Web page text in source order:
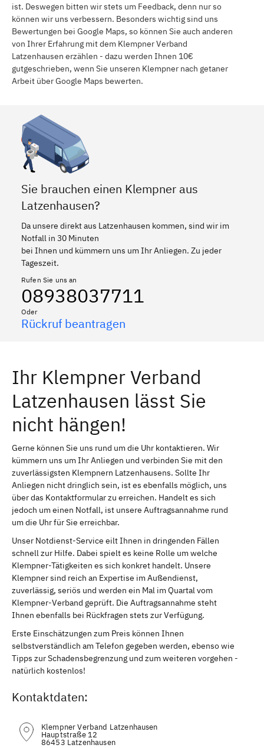
ist. Deswegen bitten wir stets um Feedback, denn nur so
können wir uns verbessern. Besonders wichtig sind uns
Bewertungen bei Google Maps, so können Sie auch anderen
von Ihrer Erfahrung mit dem Klempner Verband
Latzenhausen erzählen - dazu werden Ihnen 10€
gutgeschrieben, wenn Sie unseren Klempner nach getaner
Arbeit über Google Maps bewerten.
Sie brauchen einen Klempner aus
Latzenhausen?
Da unsere direkt aus Latzenhausen kommen, sind wir im
Notfall in 30 Minuten
bei Ihnen und kümmern uns um Ihr Anliegen. Zu jeder
Tageszeit.
Rufen Sie uns an
08938037711
Oder
Rückruf beantragen
Ihr Klempner Verband
Latzenhausen lässt Sie
nicht hängen!
Gerne können Sie uns rund um die Uhr kontaktieren. Wir
kümmern uns um Ihr Anliegen und verbinden Sie mit den
zuverlässigsten Klempnern Latzenhausens. Sollte Ihr
Anliegen nicht dringlich sein, ist es ebenfalls möglich, uns
über das Kontaktformular zu erreichen. Handelt es sich
jedoch um einen Notfall, ist unsere Auftragsannahme rund
um die Uhr für Sie erreichbar.
Unser Notdienst-Service eilt Ihnen in dringenden Fällen
schnell zur Hilfe. Dabei spielt es keine Rolle um welche
Klempner-Tätigkeiten es sich konkret handelt. Unsere
Klempner sind reich an Expertise im Außendienst,
zuverlässig, seriös und werden ein Mal im Quartal vom
Klempner-Verband geprüft. Die Auftragsannahme steht
Ihnen ebenfalls bei Rückfragen stets zur Verfügung.
Erste Einschätzungen zum Preis können Ihnen
selbstverständlich am Telefon gegeben werden, ebenso wie
Tipps zur Schadensbegrenzung und zum weiteren vorgehen -
natürlich kostenlos!
Kontaktdaten:
Klempner Verband Latzenhausen
Hauptstraße 12
86453 Latzenhausen